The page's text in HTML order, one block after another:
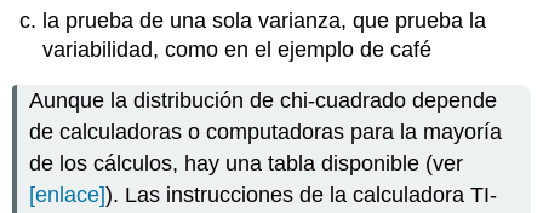
la prueba de una sola varianza, que prueba la
variabilidad, como en el ejemplo de café
Aunque la distribución de chi-cuadrado depende
de calculadoras o computadoras para la mayoría
de los cálculos, hay una tabla disponible (ver
[enlace]). Las instrucciones de la calculadora TI-